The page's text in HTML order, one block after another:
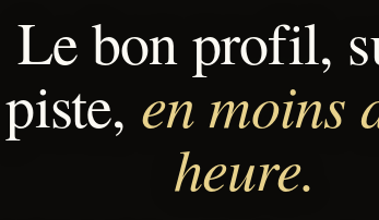
Le bon profil,
piste, en moins
heure.